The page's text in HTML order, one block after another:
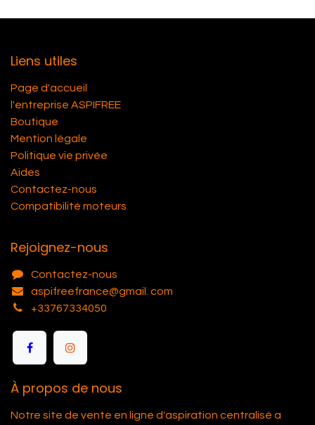
Liens utiles
Page d'accueil
l'entreprise ASPIFREE
Boutique
Mention légale
Politique vie privée
Aides
Contactez-nous
Compatibilité moteurs
Rejoignez-nous
Contactez-nous
aspifreefrance@gmail. com
+33767334050
À propos de nous
Notre site de vente en ligne d'aspiration centralisé a